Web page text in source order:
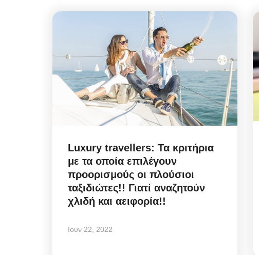
Luxury travellers: Τα κριτήρια
με τα οποία επιλέγουν
προορισμούς οι πλούσιοι
ταξιδιώτες!! Γιατί αναζητούν
χλιδή και αειφορία!!
Ιουν 22, 2022